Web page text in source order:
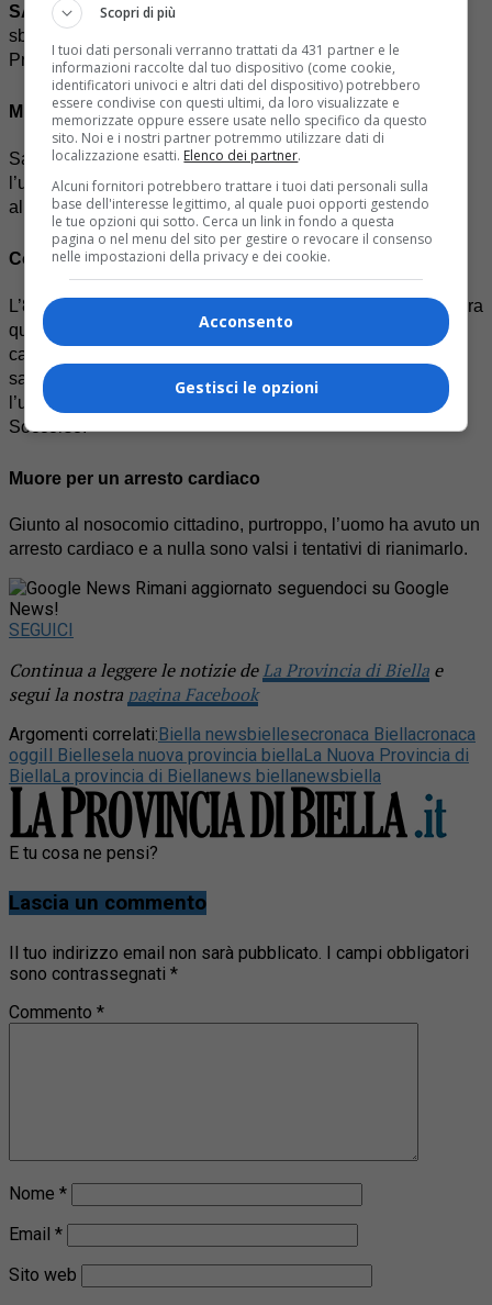
SALUSSOLA– Colto da malore alla guida dell’auto va a
sbattere contro il cancello di casa. Muore poco dopo al
Pronto soccorso.
Muore in ospedale
Salussola in lutto per la morte di Giuseppe Simoncelli,
l’uomo di 83 anni mancato nel tardo pomeriggio di ieri
all’Ospedale di Biella.
Colto da malore mentre è alla guida
L’83enne nella giornata di ieri era alla guida della sua vettura
quando a causa di un malore è andato a sbattere contro il
cancello di casa a Salussola. Sul luogo sono intervenuti i
sanitari del 118 che hanno immediatamente accompagnato
l’uomo, che in quel momento era ancora vigile, al Pronto
Soccorso.
Muore per un arresto cardiaco
Giunto al nosocomio cittadino, purtroppo, l’uomo ha avuto un
arresto cardiaco e a nulla sono valsi i tentativi di rianimarlo.
Rimani aggiornato seguendoci su Google
News!
SEGUICI
Continua a leggere le notizie deLa Provincia di Biella e
segui la nostra pagina Facebook
Argomenti correlati: Biella newsbiellesecronaca Biellacronaca
oggi Il Biellese la nuova provincia biellaLa Nuova Provincia di
BiellaLa provincia di Biellanews biellanewsbiella
E tu cosa ne pensi?
Lascia un commento
Il tuo indirizzo email non sarà pubblicato.
I campi obbligatori
sono contrassegnati *
Commento *
Nome *
Email *
Sito web
Scopri di più
I tuoi dati personali verranno trattati da 431 partner e le
informazioni raccolte dal tuo dispositivo (come cookie,
identificatori univoci e altri dati del dispositivo) potrebbero
essere condivise con questi ultimi, da loro visualizzate e
memorizzate oppure essere usate nello specifico da questo
sito. Noi e i nostri partner potremmo utilizzare dati di
localizzazione esatti. Elenco dei partner.
Alcuni fornitori potrebbero trattare i tuoi dati personali sulla
base dell'interesse legittimo, al quale puoi opporti gestendo
le tue opzioni qui sotto. Cerca un link in fondo a questa
pagina o nel menu del sito per gestire o revocare il consenso
nelle impostazioni della privacy e dei cookie.
Acconsento
Gestisci le opzioni